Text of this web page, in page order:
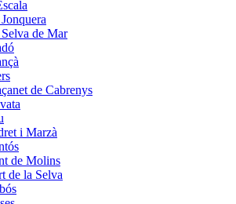
de Mar
de Cabrenys
i Marzà
de Molins
de la Selva